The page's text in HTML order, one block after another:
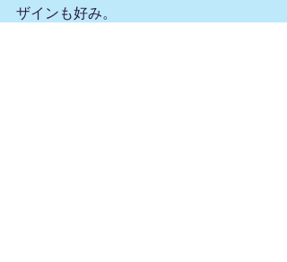
ザインも好み。